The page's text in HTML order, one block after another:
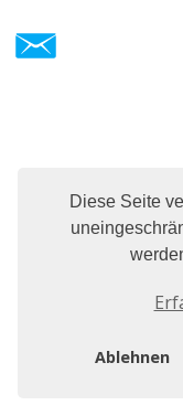
Diese Seite
Ablehnen